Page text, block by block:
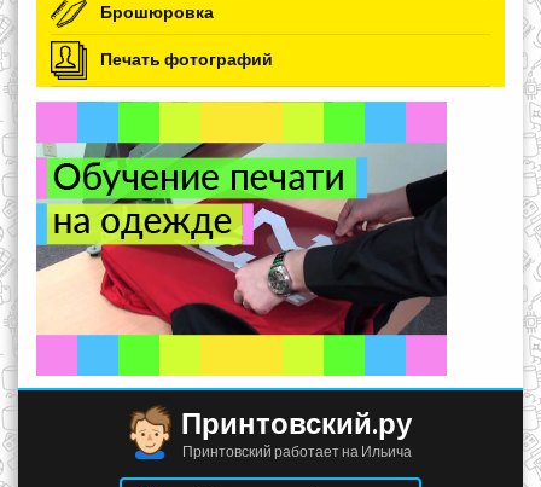
Брошюровка
Печать фотографий
Принтовский.ру
Принтовский работает на Ильича